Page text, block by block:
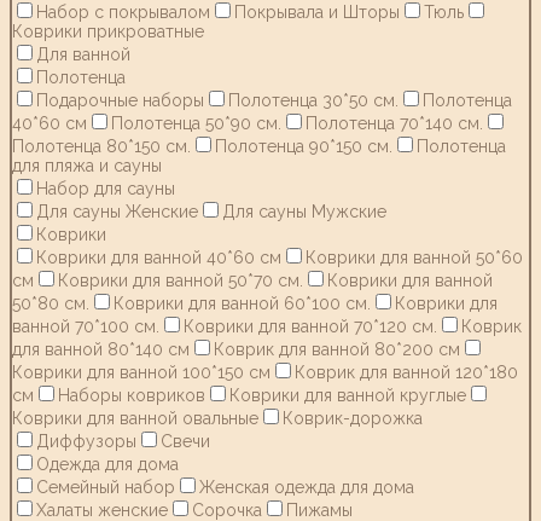
Набор с покрывалом
Покрывала и Шторы
Тюль
Коврики прикроватные
Для ванной
Полотенца
Подарочные наборы
Полотенца 30*50 см.
Полотенца
40*60 см
Полотенца 50*90 см.
Полотенца 70*140 см.
Полотенца 80*150 см.
Полотенца 90*150 см.
Полотенца
для пляжа и сауны
Набор для сауны
Для сауны Женские
Для сауны Мужские
Коврики
Коврики для ванной 40*60 см
Коврики для ванной 50*60
см
Коврики для ванной 50*70 см.
Коврики для ванной
50*80 см.
Коврики для ванной 60*100 см.
Коврики для
ванной 70*100 см.
Коврики для ванной 70*120 см.
Коврик
для ванной 80*140 см
Коврик для ванной 80*200 см
Коврики для ванной 100*150 см
Коврик для ванной 120*180
см
Наборы ковриков
Коврики для ванной круглые
Коврики для ванной овальные
Коврик-дорожка
Диффузоры
Свечи
Одежда для дома
Семейный набор
Женская одежда для дома
Халаты женские
Сорочка
Пижамы